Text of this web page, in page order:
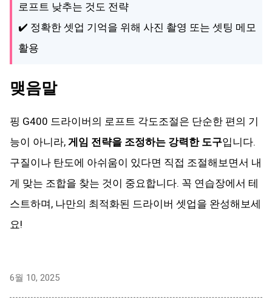
로프트 낮추는 것도 전략
✔️ 정확한 셋업 기억을 위해 사진 촬영 또는 셋팅 메모
활용
맺음말
핑 G400 드라이버의 로프트 각도조절은 단순한 편의 기
능이 아니라, 게임 전략을 조정하는 강력한 도구입니다.
구질이나 탄도에 아쉬움이 있다면 직접 조절해보면서 내
게 맞는 조합을 찾는 것이 중요합니다. 꼭 연습장에서 테
스트하며, 나만의 최적화된 드라이버 셋업을 완성해보세
요!
6월 10, 2025